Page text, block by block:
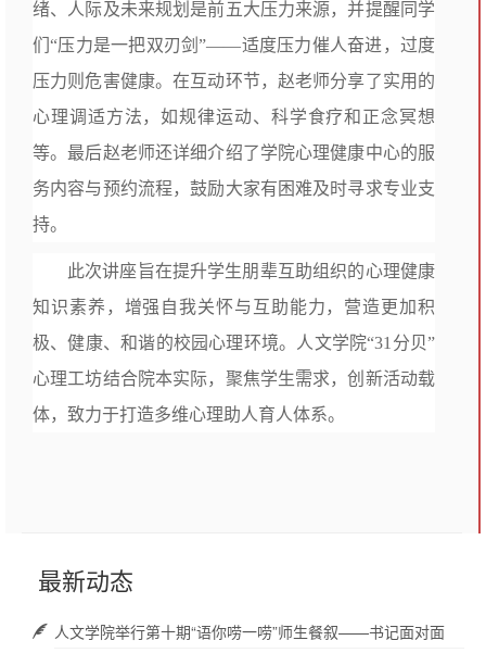
绪、人际及未来规划是前五大压力来源，并提醒同学
们“压力是一把双刃剑”——适度压力催人奋进，过度
压力则危害健康。在互动环节，赵老师分享了实用的
心理调适方法，如规律运动、科学食疗和正念冥想
等。最后赵老师还详细介绍了学院心理健康中心的服
务内容与预约流程，鼓励大家有困难及时寻求专业支
持。
此次讲座旨在提升学生朋辈互助组织的心理健康
知识素养，增强自我关怀与互助能力，营造更加积
极、健康、和谐的校园心理环境。人文学院“31分贝”
心理工坊结合院本实际，聚焦学生需求，创新活动载
体，致力于打造多维心理助人育人体系。
最新动态
人文学院举行第十期“语你唠一唠”师生餐叙——书记面对面